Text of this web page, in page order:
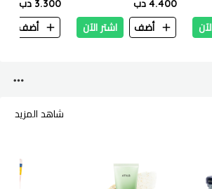
٢٥٠ مل
4.400 دب
أضف
اشتر الآن
3.300 دب
أضف
شاهد المزيد